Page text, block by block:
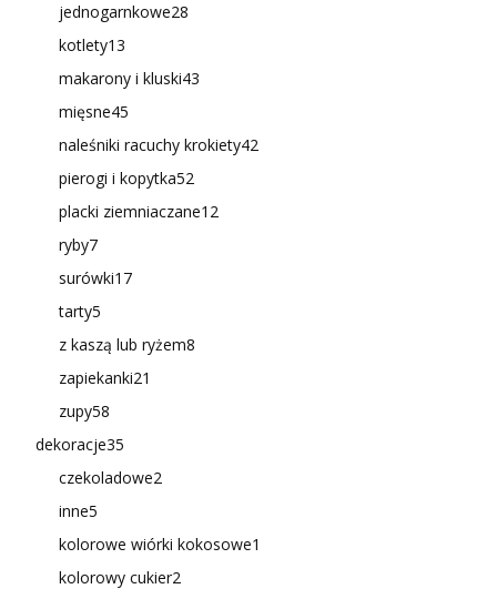
jednogarnkowe28
kotlety13
makarony i kluski43
mięsne45
naleśniki racuchy krokiety42
pierogi i kopytka52
placki ziemniaczane12
ryby7
surówki17
tarty5
z kaszą lub ryżem8
zapiekanki21
zupy58
dekoracje35
czekoladowe2
inne5
kolorowe wiórki kokosowe1
kolorowy cukier2